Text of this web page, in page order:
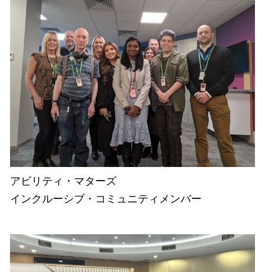
アビリティ・マターズ
インクルーシブ・コミュニティメンバー